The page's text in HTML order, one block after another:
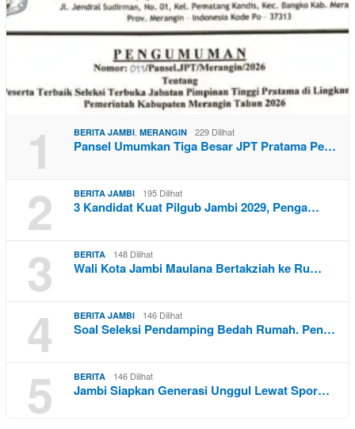
1 BERITA JAMBI, MERANGIN 229 Dilihat
Pansel Umumkan Tiga Besar JPT Pratama Pe…
2 BERITA JAMBI 195 Dilihat
3 Kandidat Kuat Pilgub Jambi 2029, Penga…
3 BERITA 148 Dilihat
Wali Kota Jambi Maulana Bertakziah ke Ru…
4 BERITA JAMBI 146 Dilihat
Soal Seleksi Pendamping Bedah Rumah. Pen…
5 BERITA 146 Dilihat
Jambi Siapkan Generasi Unggul Lewat Spor…